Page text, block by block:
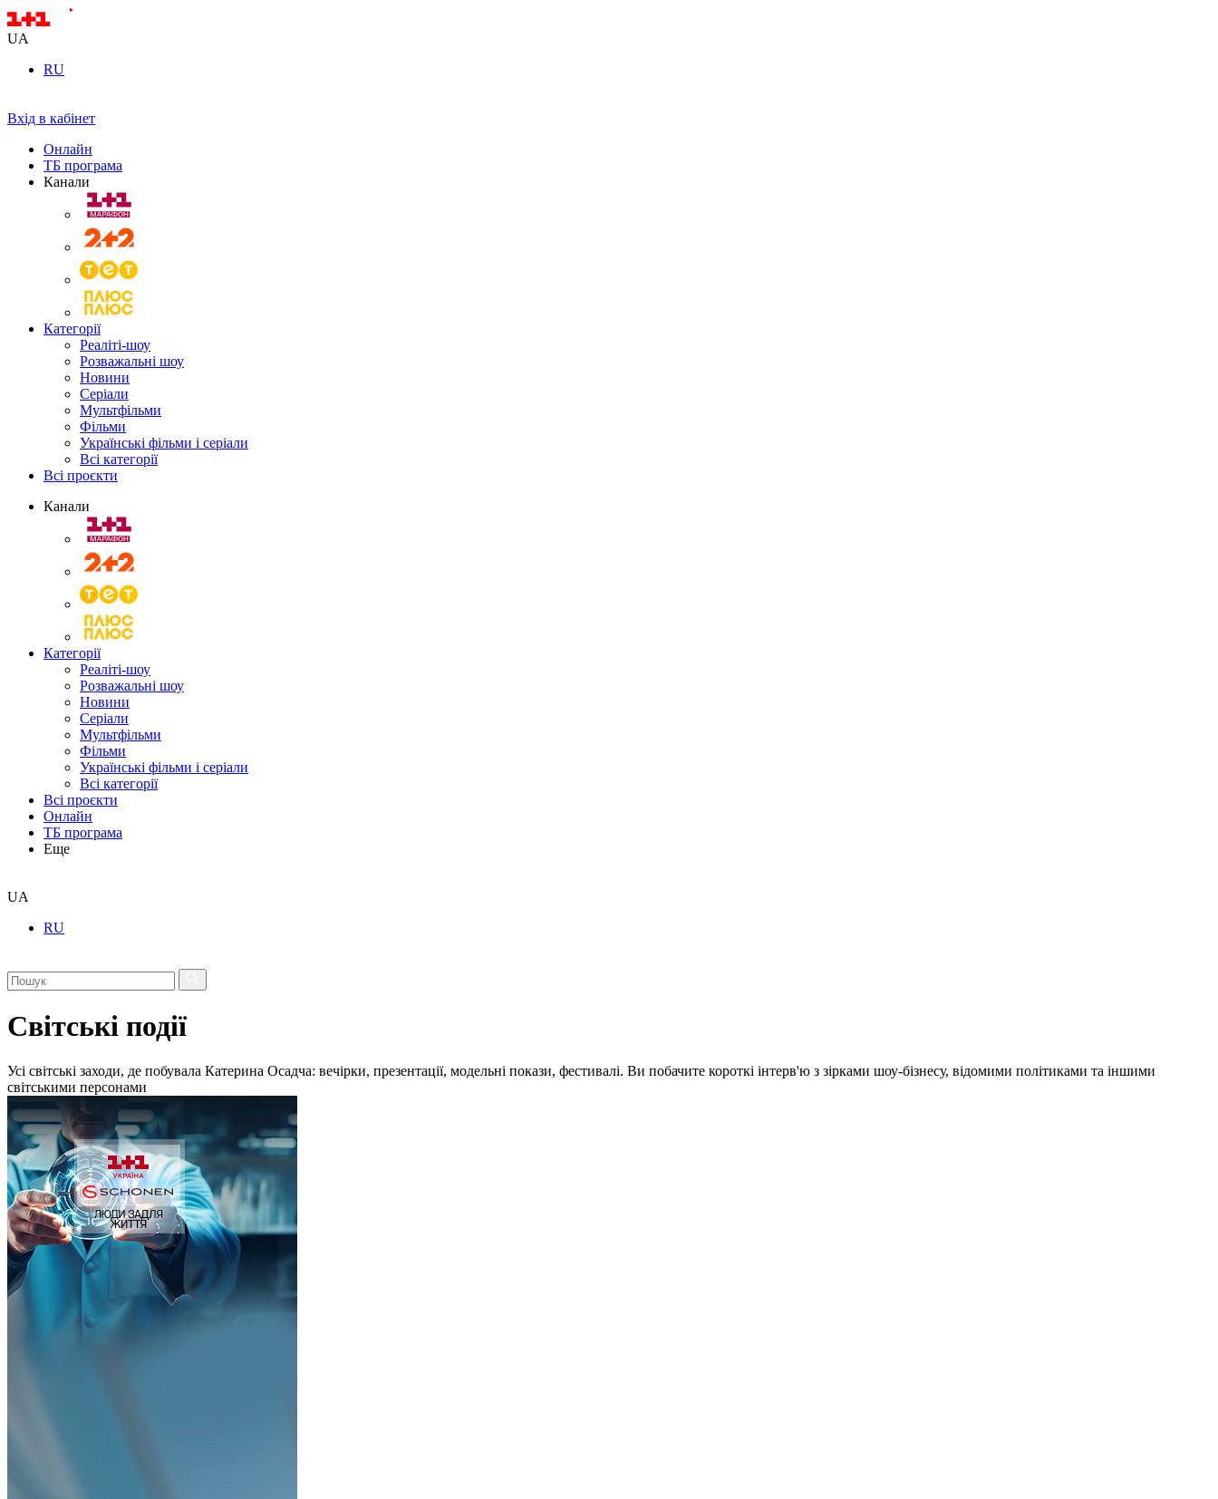
UA
RU
Вхід в кабінет
Онлайн
ТБ програма
Канали
Категорії
Реаліті-шоу
Розважальні шоу
Новини
Серіали
Мультфільми
Фільми
Українські фільми і серіали
Всі категорії
Всі проєкти
Канали
Категорії
Реаліті-шоу
Розважальні шоу
Новини
Серіали
Мультфільми
Фільми
Українські фільми і серіали
Всі категорії
Всі проєкти
Онлайн
ТБ програма
Еще
UA
RU
Світські події
Усі світські заходи, де побувала Катерина Осадча: вечірки, презентації, модельні покази, фестивалі. Ви побачите короткі інтерв'ю з зірками шоу-бізнесу, відомими політиками та іншими
світськими персонами